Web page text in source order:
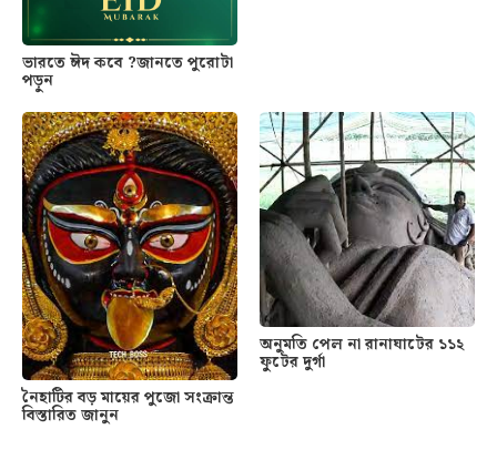
ভারতে ঈদ কবে ?জানতে পুরোটা
পড়ুন
নৈহাটির বড় মায়ের পুজো সংক্রান্ত
বিস্তারিত জানুন
অনুমতি পেল না রানাঘাটের ১১২
ফুটের দুর্গা